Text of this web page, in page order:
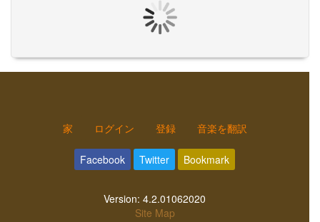
家 ログイン 登録 音楽を翻訳
Facebook Twitter Bookmark
Version: 4.2.01062020
Site Map